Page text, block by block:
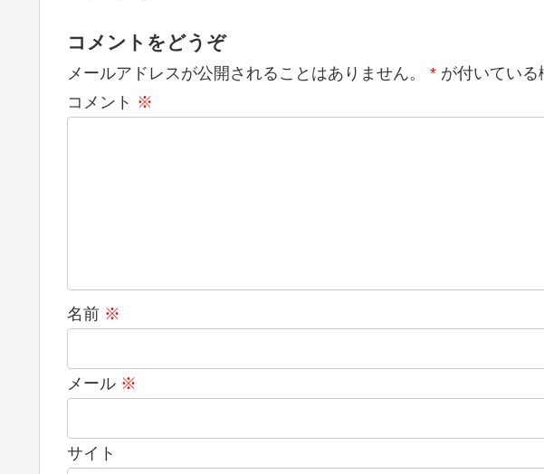
コメントをどうぞ
メールアドレスが公開されることはありません。 * が付いている
コメント ※
名前 ※
メール ※
サイト